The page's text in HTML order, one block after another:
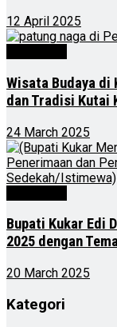
12 April 2025
Wisata Budaya di
dan Tradisi Kutai
24 March 2025
Bupati Kukar Edi
2025 dengan
20 March 2025
Kategori